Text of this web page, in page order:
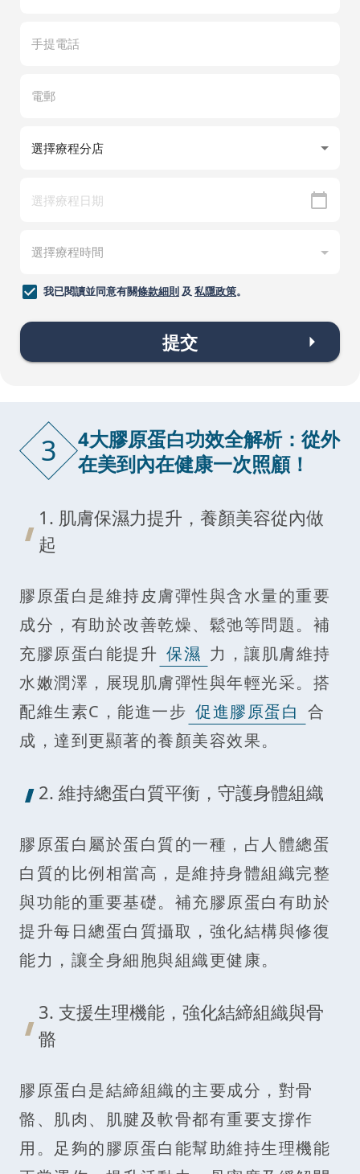
我已閱讀並同意有關條款細則及 私隱政策。
提交
3
4大膠原蛋白功效全解析：從外
在美到內在健康一次照顧！
1. 肌膚保濕力提升，養顏美容從內做
起
膠原蛋白是維持皮膚彈性與含水量的重要
成分，有助於改善乾燥、鬆弛等問題。補
充膠原蛋白能提升 保濕 力，讓肌膚維持
水嫩潤澤，展現肌膚彈性與年輕光采。搭
配維生素C，能進一步 促進膠原蛋白 合
成，達到更顯著的養顏美容效果。
2. 維持總蛋白質平衡，守護身體組織
膠原蛋白屬於蛋白質的一種，占人體總蛋
白質的比例相當高，是維持身體組織完整
與功能的重要基礎。補充膠原蛋白有助於
提升每日總蛋白質攝取，強化結構與修復
能力，讓全身細胞與組織更健康。
3. 支援生理機能，強化結締組織與骨
骼
膠原蛋白是結締組織的主要成分，對骨
骼、肌肉、肌腱及軟骨都有重要支撐作
用。足夠的膠原蛋白能幫助維持生理機能